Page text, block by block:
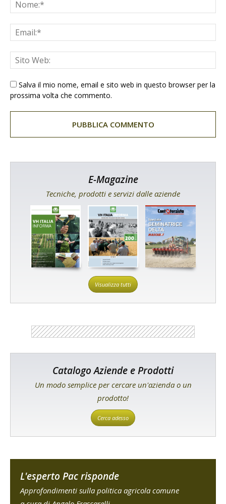
Salva il mio nome, email e sito web in questo browser per la
prossima volta che commento.
E-Magazine
Tecniche, prodotti e servizi dalle aziende
Visualizza tutti
Catalogo Aziende e Prodotti
Un modo semplice per cercare un'azienda o un
prodotto!
Cerca adesso
L'esperto Pac risponde
Approfondimenti sulla politica agricola comune